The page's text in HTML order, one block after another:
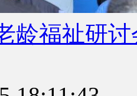
龄福祉研